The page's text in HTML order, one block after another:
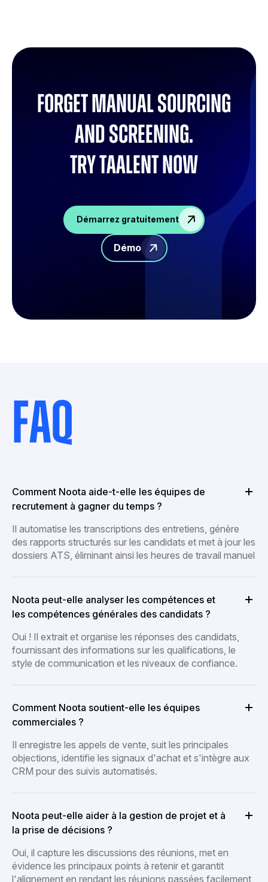
Forget manual sourcing
and screening.
try Taalent now
Démarrez gratuitement
Démo
FAQ
Comment Noota aide-t-elle les équipes de
recrutement à gagner du temps ?
Il automatise les transcriptions des entretiens, génère
des rapports structurés sur les candidats et met à jour les
dossiers ATS, éliminant ainsi les heures de travail manuel
Noota peut-elle analyser les compétences et
les compétences générales des candidats ?
Oui ! Il extrait et organise les réponses des candidats,
fournissant des informations sur les qualifications, le
style de communication et les niveaux de confiance.
Comment Noota soutient-elle les équipes
commerciales ?
Il enregistre les appels de vente, suit les principales
objections, identifie les signaux d'achat et s'intègre aux
CRM pour des suivis automatisés.
Noota peut-elle aider à la gestion de projet et à
la prise de décisions ?
Oui, il capture les discussions des réunions, met en
évidence les principaux points à retenir et garantit
l'alignement en rendant les réunions passées facilement